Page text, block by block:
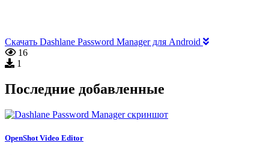
Скачать Dashlane Password Manager для Android
16
1
Последние добавленные
OpenShot Video Editor